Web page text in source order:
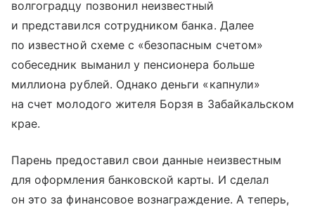
волгоградцу позвонил неизвестный
и представился сотрудником банка. Далее
по известной схеме с «безопасным счетом»
собеседник выманил у пенсионера больше
миллиона рублей. Однако деньги «капнули»
на счет молодого жителя Борзя в Забайкальском
крае.
Парень предоставил свои данные неизвестным
для оформления банковской карты. И сделал
он это за финансовое вознаграждение. А теперь,